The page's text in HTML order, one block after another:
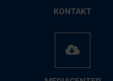
KON­TAKT